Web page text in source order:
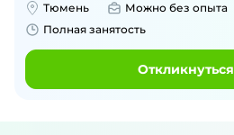
Тюмень Можно без опыта
Полная занятость
Откликнуться